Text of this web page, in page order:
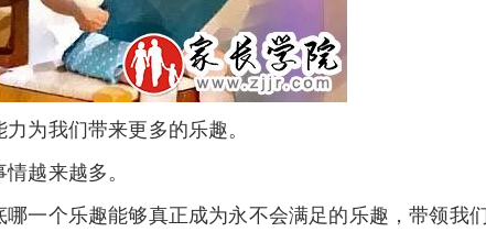
为我们带来更多的乐趣。
越来越多。
个乐趣能够真正成为永不会满足的乐趣，带领我